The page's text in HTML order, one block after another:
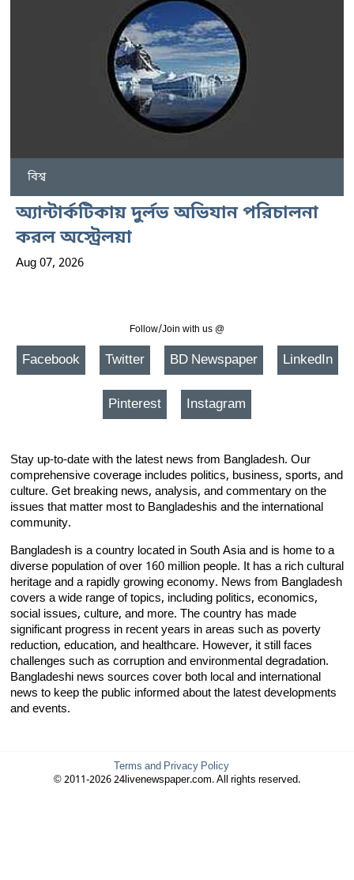
বিশ্ব
অ্যান্টার্কটিকায় দুর্লভ অভিযান পরিচালনা
করল অস্ট্রেলয়া
Aug 07, 2026
Follow/Join with us @
Facebook Twitter BD Newspaper LinkedIn
Pinterest Instagram
Stay up-to-date with the latest news from Bangladesh. Our
comprehensive coverage includes politics, business, sports, and
culture. Get breaking news, analysis, and commentary on the
issues that matter most to Bangladeshis and the international
community.
Bangladesh is a country located in South Asia and is home to a
diverse population of over 160 million people. It has a rich cultural
heritage and a rapidly growing economy. News from Bangladesh
covers a wide range of topics, including politics, economics,
social issues, culture, and more. The country has made
significant progress in recent years in areas such as poverty
reduction, education, and healthcare. However, it still faces
challenges such as corruption and environmental degradation.
Bangladeshi news sources cover both local and international
news to keep the public informed about the latest developments
and events.
Terms and Privacy Policy
© 2011-2026 24livenewspaper.com. All rights reserved.